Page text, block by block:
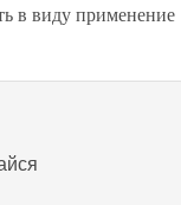
в виду применение